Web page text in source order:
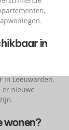
in
in Leeuwarden.
er nieuwe
wonen?